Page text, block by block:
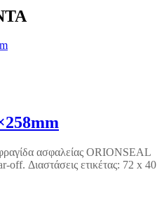
ασφαλείας ORIONSEAL
off. Διαστάσεις ετικέτας: 72 x 40